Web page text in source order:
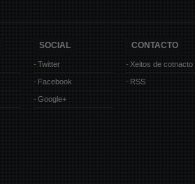
SOCIAL
Twitter
Facebook
Google+
CONTACTO
Xeitos de cotnacto
RSS